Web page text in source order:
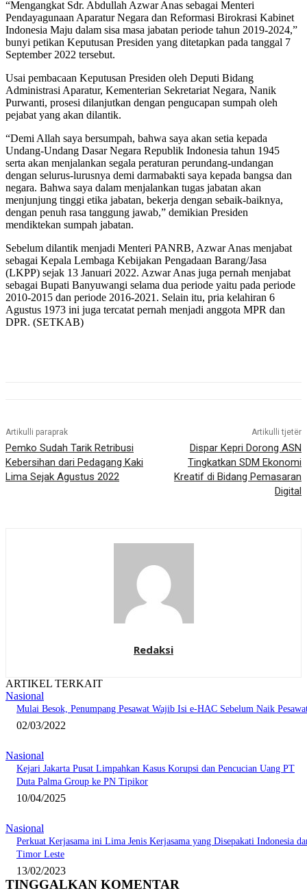
“Mengangkat Sdr. Abdullah Azwar Anas sebagai Menteri
Pendayagunaan Aparatur Negara dan Reformasi Birokrasi Kabinet
Indonesia Maju dalam sisa masa jabatan periode tahun 2019-2024,”
bunyi petikan Keputusan Presiden yang ditetapkan pada tanggal 7
September 2022 tersebut.
Usai pembacaan Keputusan Presiden oleh Deputi Bidang
Administrasi Aparatur, Kementerian Sekretariat Negara, Nanik
Purwanti, prosesi dilanjutkan dengan pengucapan sumpah oleh
pejabat yang akan dilantik.
“Demi Allah saya bersumpah, bahwa saya akan setia kepada
Undang-Undang Dasar Negara Republik Indonesia tahun 1945
serta akan menjalankan segala peraturan perundang-undangan
dengan selurus-lurusnya demi darmabakti saya kepada bangsa dan
negara. Bahwa saya dalam menjalankan tugas jabatan akan
menjunjung tinggi etika jabatan, bekerja dengan sebaik-baiknya,
dengan penuh rasa tanggung jawab,” demikian Presiden
mendiktekan sumpah jabatan.
Sebelum dilantik menjadi Menteri PANRB, Azwar Anas menjabat
sebagai Kepala Lembaga Kebijakan Pengadaan Barang/Jasa
(LKPP) sejak 13 Januari 2022. Azwar Anas juga pernah menjabat
sebagai Bupati Banyuwangi selama dua periode yaitu pada periode
2010-2015 dan periode 2016-2021. Selain itu, pria kelahiran 6
Agustus 1973 ini juga tercatat pernah menjadi anggota MPR dan
DPR. (SETKAB)
Artikulli paraprak
Pemko Sudah Tarik Retribusi
Kebersihan dari Pedagang Kaki
Lima Sejak Agustus 2022
Artikulli tjetër
Dispar Kepri Dorong ASN
Tingkatkan SDM Ekonomi
Kreatif di Bidang Pemasaran
Digital
Redaksi
ARTIKEL TERKAIT
Nasional
Mulai Besok, Penumpang Pesawat Wajib Isi e-HAC Sebelum Naik
02/03/2022
Nasional
Kejari Jakarta Pusat Limpahkan Kasus Korupsi dan Pencucian Uang PT
Duta Palma Group ke PN Tipikor
10/04/2025
Nasional
Perkuat Kerjasama ini Lima Jenis Kerjasama yang Disepakati Indonesia
Timor Leste
13/02/2023
TINGGALKAN KOMENTAR